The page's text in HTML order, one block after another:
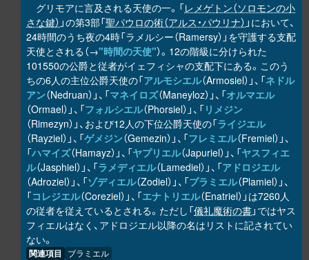
グリモアに言及される天使の一。「レメゲトン（ソロモンの小
さな鍵） 」の第3部「聖パウロの術（アルス・パウリナ） 」において、
24時間のうち夜の4時「ラメルシー（Ramersy）」を守護する支配
天使とされる（→"時間の天使"）。12の階級に分けられた
101550の公爵と従者がイェフィシャの支配下にある。このう
ちの6人の主位公爵天使の「アルモシエル（Armosiel）」、「ネドル
アン（Nedruan）」、「マネイロズ（Maneyloz）」、「オルマエル
（Ormael）」、「フォルシエル（Phorsiel）」、「リメジン
（Rimezyn）」、および12人の下位公爵天使の「ライジエル
（Rayziel）」、「ゲメジン（Gemezin）」、「フレミエル（Fremiel）」、
「ハマイズ（Hamayz）」、「ヤプリエル（Japuriel）」、「ヤスフィエ
ル（Jasphiel）」、「ラメディエル（Lamediel）」、「アドロジエル
（Adroziel）」、「ゾディエル（Zodiel）」、「プラミエル（Plamiel）」、
「コレジエル（Coreziel）」、「エナトリエル（Enatriel）」は7260人
の従者を従えているとされる。ただし「儀礼魔術の書」ではヤス
フィエルはなく、アドロジエル以降の名はリストに記されてい
ない。
関連項目 ブラミエル